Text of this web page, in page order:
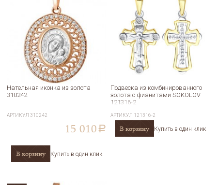
Нательная иконка из золота
310242
АРТИКУЛ 310242
15 010 a
В корзину Купить в один клик
Подвеска из комбинированного
золота с фианитами SOKOLOV
121316-2
АРТИКУЛ 121316-2
В корзину Купить в один клик